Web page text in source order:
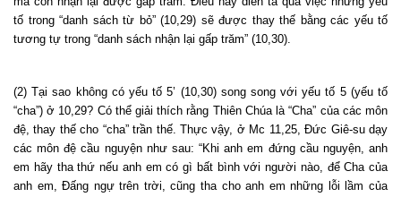
tố trong “danh sách từ bỏ” (10,29) sẽ được thay thế bằng các yếu tố
tương tự trong “danh sách nhận lại gấp trăm” (10,30).
(2) Tại sao không có yếu tố 5’ (10,30) song song với yếu tố 5 (yếu tố
“cha”) ở 10,29? Có thể giải thích rằng Thiên Chúa là “Cha” của các môn
đệ, thay thế cho “cha” trần thế. Thực vậy, ở Mc 11,25, Đức Giê-su dạy
các môn đệ cầu nguyện như sau: “Khi anh em đứng cầu nguyện, anh
em hãy tha thứ nếu anh em có gì bất bình với người nào, để Cha của
anh em, Đấng ngự trên trời, cũng tha cho anh em những lỗi lầm của